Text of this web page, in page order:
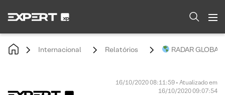
Internacional Relatórios RADAR
16/10/2020 08:11:59 • Atualizado em
16/10/2020 09:07:54